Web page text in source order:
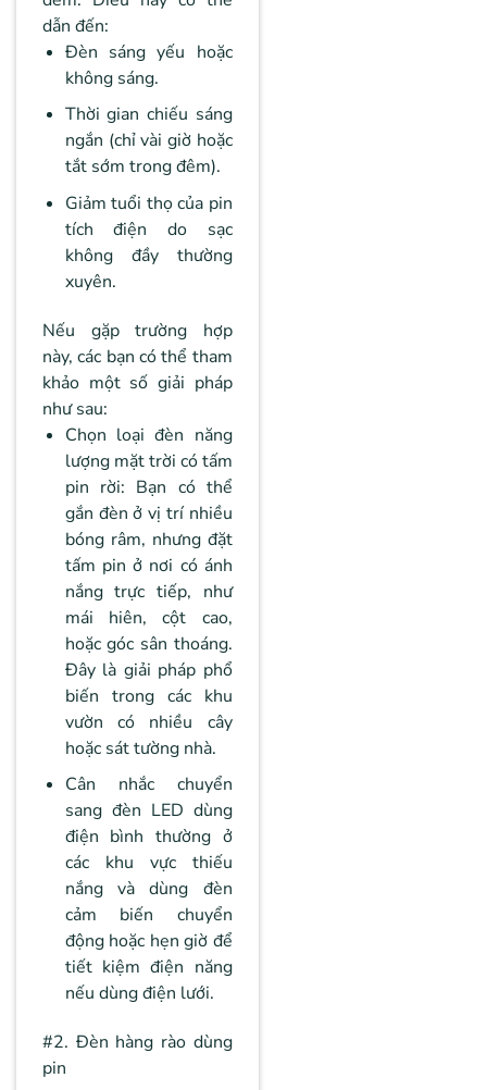
dẫn đến:
Đèn sáng yếu hoặc
không sáng.
Thời gian chiếu sáng
ngắn (chỉ vài giờ hoặc
tắt sớm trong đêm).
Giảm tuổi thọ của pin
tích điện do sạc
không đầy thường
xuyên.
Nếu gặp trường hợp
này, các bạn có thể tham
khảo một số giải pháp
như sau:
Chọn loại đèn năng
lượng mặt trời có tấm
pin rời: Bạn có thể
gắn đèn ở vị trí nhiều
bóng râm, nhưng đặt
tấm pin ở nơi có ánh
nắng trực tiếp, như
mái hiên, cột cao,
hoặc góc sân thoáng.
Đây là giải pháp phổ
biến trong các khu
vườn có nhiều cây
hoặc sát tường nhà.
Cân nhắc chuyển
sang đèn LED dùng
điện bình thường ở
các khu vực thiếu
nắng và dùng đèn
cảm biến chuyển
động hoặc hẹn giờ để
tiết kiệm điện năng
nếu dùng điện lưới.
#2. Đèn hàng rào dùng
pin